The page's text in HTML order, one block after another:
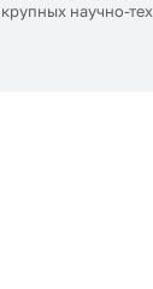
научно-